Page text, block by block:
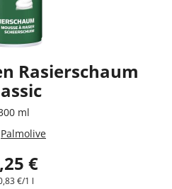
Rasierschaum
ml
Palmolive
€
€/1 l